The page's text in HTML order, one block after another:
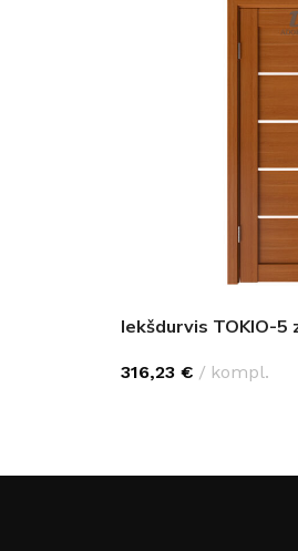
Aplūkojiet ražotāja
Iekšdurvis TOKIO-5
316,23 € kompl.